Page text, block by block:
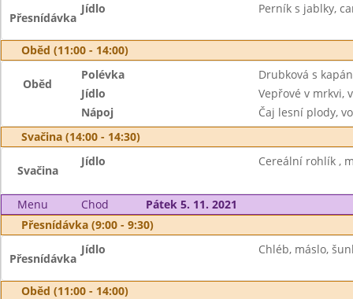
Přesnídávka
Jídlo Perník s jablky,
Oběd (11:00 - 14:00)
Oběd
Polévka
Drubková s
Jídlo
Vepřové v mrkvi,
Nápoj
Čaj lesní plody,
Svačina (14:00 - 14:30)
Svačina
Jídlo Cereální rohlík ,
Menu Chod
Pátek 5. 11. 2021
Přesnídávka (9:00 - 9:30)
Přesnídávka
Jídlo Chléb, máslo,
Oběd (11:00 - 14:00)